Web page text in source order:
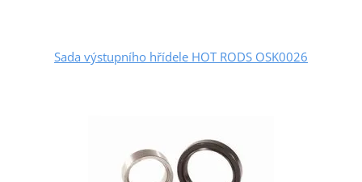
Sada výstupního hřídele HOT RODS OSK0026